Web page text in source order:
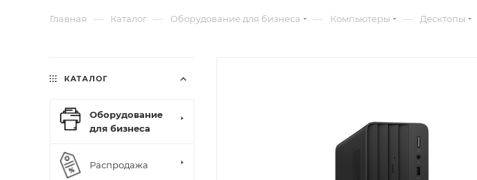
Главная — Каталог — Оборудование для бизнеса — Компьютеры — Десктопы
КАТАЛОГ
Оборудование
для бизнеса
Распродажа